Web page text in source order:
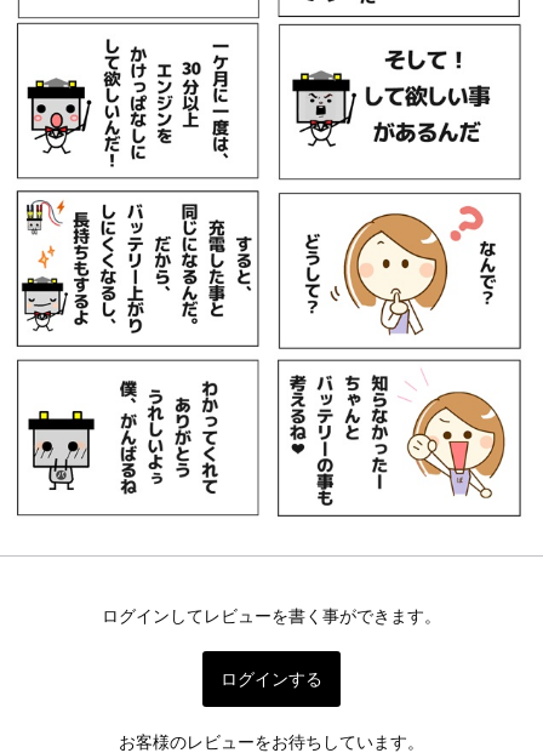
ログインしてレビューを書く事ができます。
ログインする
お客様のレビューをお待ちしています。